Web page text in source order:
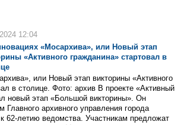
12:04
«Мосархива», или Новый этап
«Активного гражданина» стартовал в
или Новый этап викторины «Активного
в столице. Фото: архив В проекте «Активный
новый этап «Большой викторины». Он
Главного архивного управления города
62-летию ведомства. Участникам предложат